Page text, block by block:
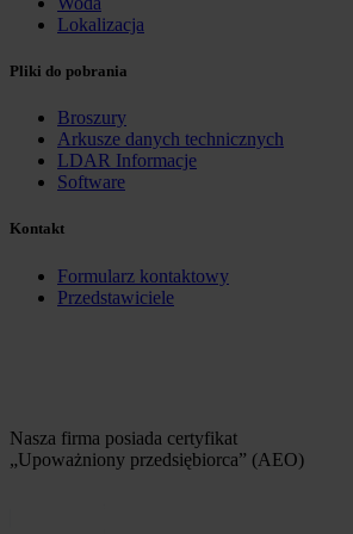
Lokalizacja
Pliki do pobrania
Broszury
Arkusze danych technicznych
LDAR Informacje
Software
Kontakt
Formularz kontaktowy
Przedstawiciele
Nasza firma posiada certyfikat
„Upoważniony przedsiębiorca” (AEO)